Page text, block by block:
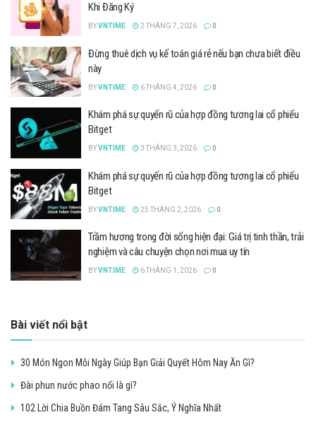
Khi Đăng Ký
BYVNTIME 2 THÁNG 7, 2026 0
Đừng thuê dịch vụ kế toán giá rẻ nếu bạn chưa biết điều
này
BYVNTIME 6 THÁNG 4, 2026 0
Khám phá sự quyến rũ của hợp đồng tương lai cổ phiếu
Bitget
BYVNTIME 3 THÁNG 3, 2026 0
Khám phá sự quyến rũ của hợp đồng tương lai cổ phiếu
Bitget
BYVNTIME 25 THÁNG 2, 2026 0
Trầm hương trong đời sống hiện đại: Giá trị tinh thần, trải
nghiệm và câu chuyện chọn nơi mua uy tín
BYVNTIME 6 THÁNG 1, 2026 0
Bài viết nổi bật
30 Món Ngon Mỗi Ngày Giúp Bạn Giải Quyết Hôm Nay Ăn Gì?
Đài phun nước phao nổi là gì?
102 Lời Chia Buồn Đám Tang Sâu Sắc, Ý Nghĩa Nhất